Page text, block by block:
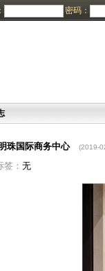
密码：
珠国际商务中心 (2019-
签： 无